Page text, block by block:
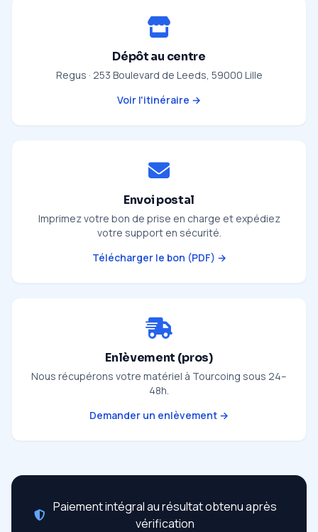
Dépôt au centre
Regus · 253 Boulevard de Leeds, 59000 Lille
Voir l'itinéraire →
Envoi postal
Imprimez votre bon de prise en charge et expédiez
votre support en sécurité.
Télécharger le bon (PDF) →
Enlèvement (pros)
Nous récupérons votre matériel à Tourcoing sous 24–
48h.
Demander un enlèvement →
Paiement intégral au résultat obtenu après
vérification